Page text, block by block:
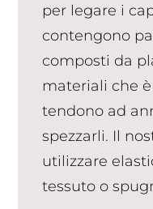
per legare i
contengono
composti da
materiali che
tendono ad
spezzarli. Il
utilizzare
tessuto o